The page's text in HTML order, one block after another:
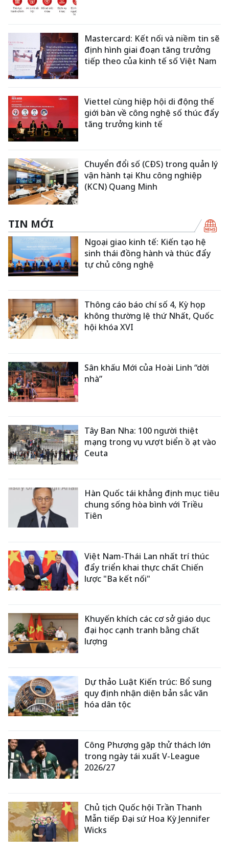
Mastercard: Kết nối và niềm tin sẽ
định hình giai đoạn tăng trưởng
tiếp theo của kinh tế số Việt Nam
Viettel cùng hiệp hội di động thế
giới bàn về công nghệ số thúc đẩy
tăng trưởng kinh tế
Chuyển đổi số (CĐS) trong quản lý
vận hành tại Khu công nghiệp
(KCN) Quang Minh
TIN MỚI
Ngoại giao kinh tế: Kiến tạo hệ
sinh thái đồng hành và thúc đẩy
tự chủ công nghệ
Thông cáo báo chí số 4, Kỳ họp
không thường lệ thứ Nhất, Quốc
hội khóa XVI
Sân khấu Mới của Hoài Linh “dời
nhà”
Tây Ban Nha: 100 người thiệt
mạng trong vụ vượt biển ồ ạt vào
Ceuta
Hàn Quốc tái khẳng định mục tiêu
chung sống hòa bình với Triều
Tiên
Việt Nam-Thái Lan nhất trí thúc
đẩy triển khai thực chất Chiến
lược "Ba kết nối"
Khuyến khích các cơ sở giáo dục
đại học cạnh tranh bằng chất
lượng
Dự thảo Luật Kiến trúc: Bổ sung
quy định nhận diện bản sắc văn
hóa dân tộc
Công Phượng gặp thử thách lớn
trong ngày tái xuất V-League
2026/27
Chủ tịch Quốc hội Trần Thanh
Mẫn tiếp Đại sứ Hoa Kỳ Jennifer
Wicks